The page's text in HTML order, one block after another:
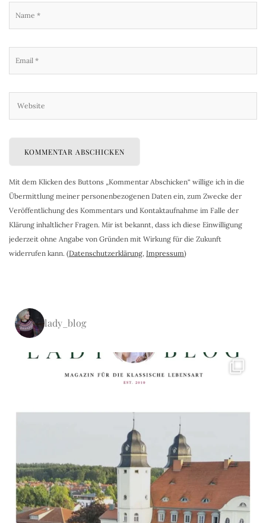
Mit dem Klicken des Buttons „Kommentar Abschicken“ willige ich in die
Übermittlung meiner personenbezogenen Daten ein, zum Zwecke der
Veröffentlichung des Kommentars und Kontaktaufnahme im Falle der
Klärung inhaltlicher Fragen. Mir ist bekannt, dass ich diese Einwilligung
jederzeit ohne Angabe von Gründen mit Wirkung für die Zukunft
widerrufen kann. (Datenschutzerklärung, Impressum)
lady_blog